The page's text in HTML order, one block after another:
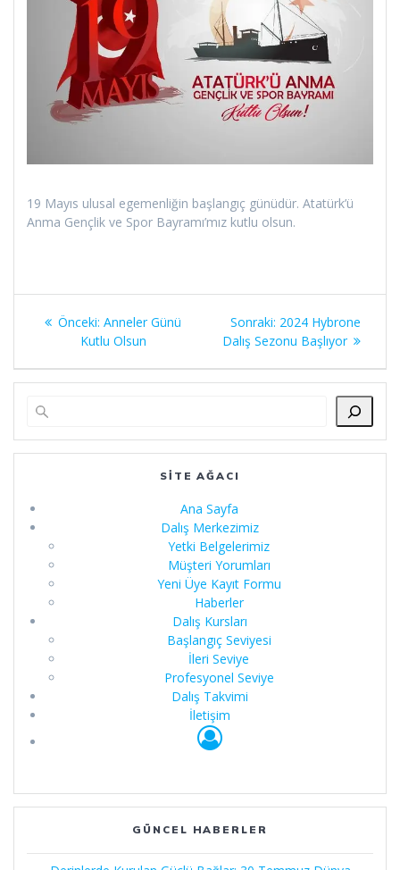
19 Mayıs ulusal egemenliğin başlangıç günüdür. Atatürk’ü
Anma Gençlik ve Spor Bayramı’mız kutlu olsun.
Yazı
gezinmesi
Önceki: Önceki
yazı:
Anneler Günü
Kutlu Olsun
Sonraki: Sonraki
yazı:
2024 Hybrone
Dalış Sezonu Başlıyor
SITE AĞACI
Ana Sayfa
Dalış Merkezimiz
Yetki Belgelerimiz
Müşteri Yorumları
Yeni Üye Kayıt Formu
Haberler
Dalış Kursları
Başlangıç Seviyesi
İleri Seviye
Profesyonel Seviye
Dalış Takvimi
İletişim
GÜNCEL HABERLER